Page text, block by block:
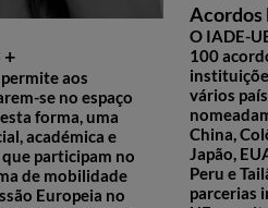
+
aos
se no espaço
forma, uma
académica e
participam no
de mobilidade
Europeia no
O IADE-
100
vários
China,
Japão,
Peru e
parcerias